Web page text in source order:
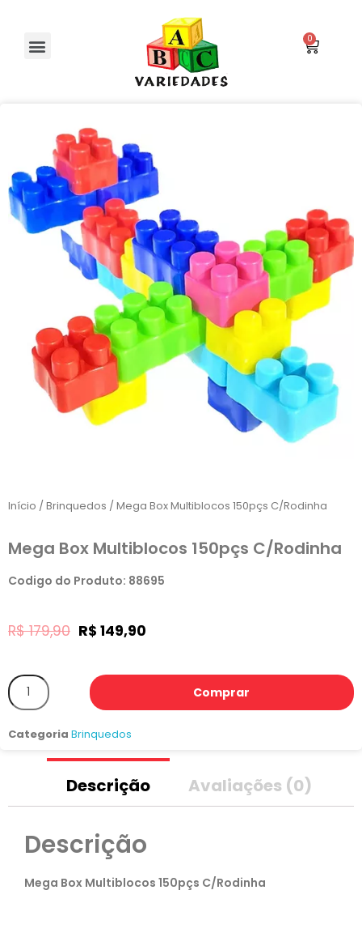
Início / Brinquedos / Mega Box Multiblocos 150pçs C/Rodinha
Mega Box Multiblocos 150pçs C/Rodinha
Codigo do Produto: 88695
R$179,90 R$ 149,90
Comprar
Categoria Brinquedos
Descrição Avaliações (0)
Descrição
Mega Box Multiblocos 150pçs C/Rodinha